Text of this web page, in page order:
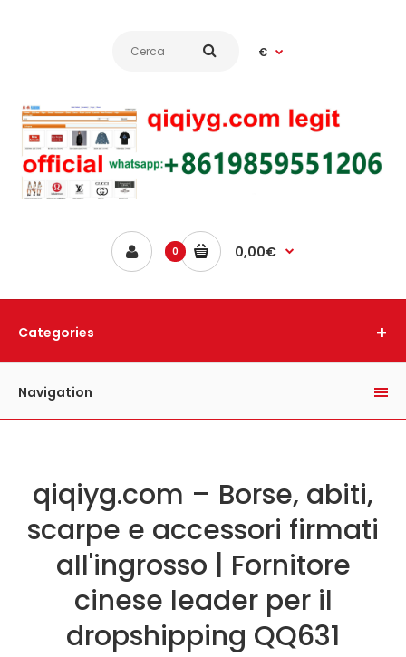
€
0 0,00€
Categories
Navigation
qiqiyg.com – Borse, abiti,
scarpe e accessori firmati
all'ingrosso | Fornitore
cinese leader per il
dropshipping QQ631